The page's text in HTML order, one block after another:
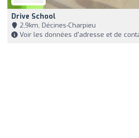
Drive School
2,9km, Décines-Charpieu
Voir les données d'adresse et de